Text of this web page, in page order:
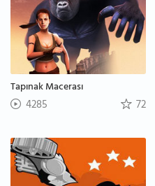
Tapınak Macerası
4285 72